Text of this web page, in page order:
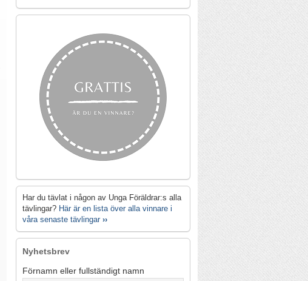
Har du tävlat i någon av Unga Föräldrar:s alla
tävlingar? Här är en lista över alla vinnare i
våra senaste tävlingar ››
Nyhetsbrev
Förnamn eller fullständigt namn